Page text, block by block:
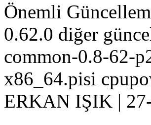
Önemli
0.62.0 diğer
common-0.8-62-
x86_64.pisi
ERKAN IŞIK |